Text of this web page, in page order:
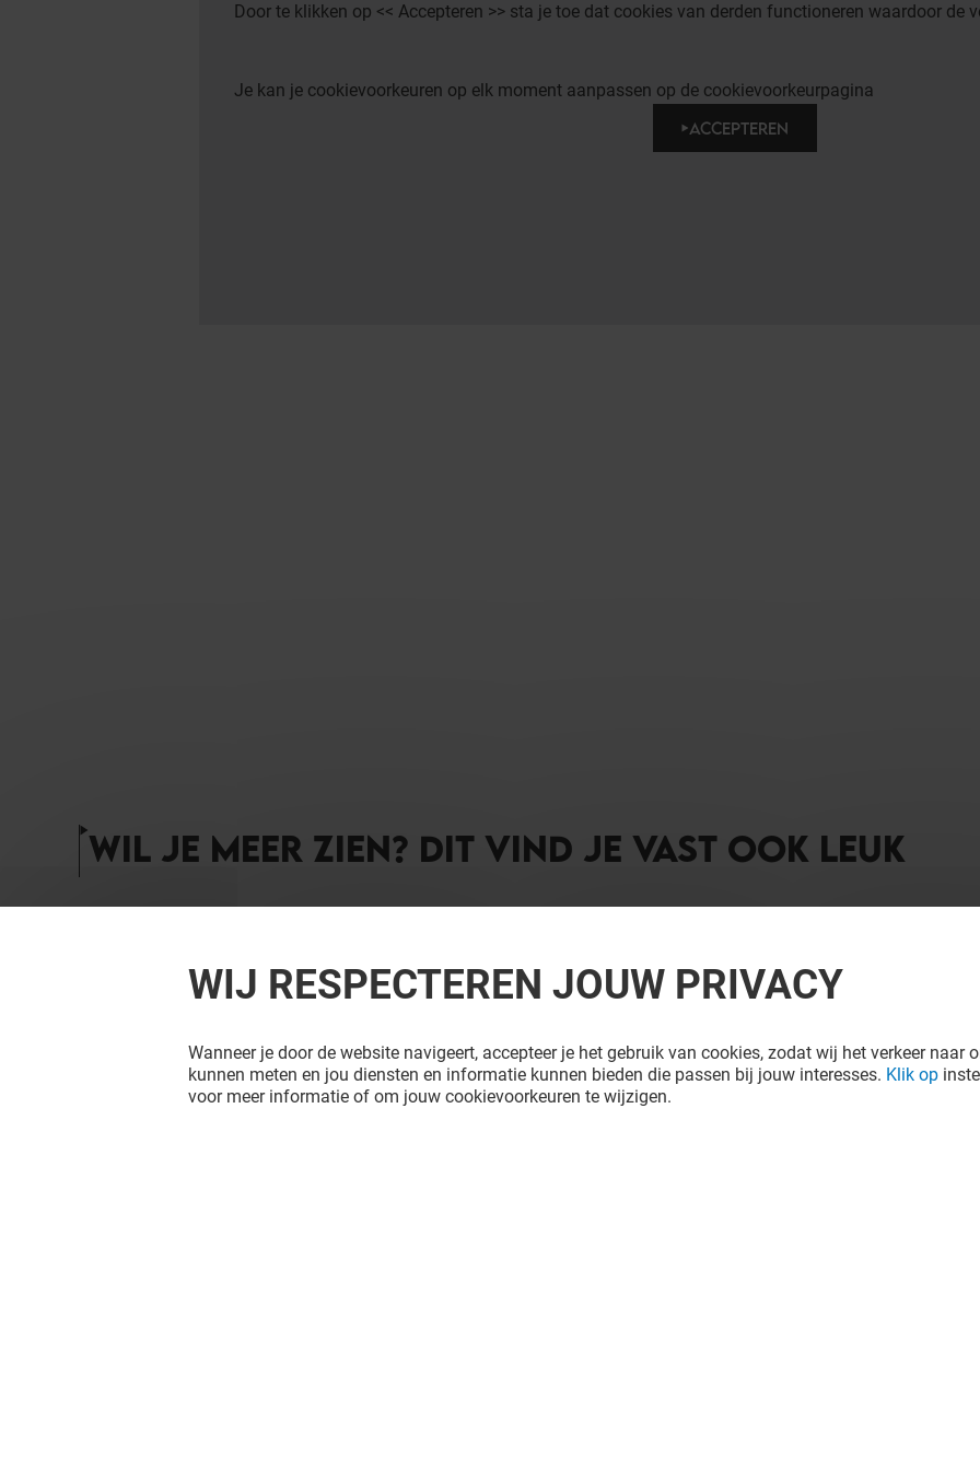
Door te klikken op << Accepteren >> sta je toe dat cookies van derden functioneren waardoor de
Je kan je cookievoorkeuren op elk moment aanpassen op de cookievoorkeurpagina
ACCEPTEREN
WIL JE MEER ZIEN? DIT VIND JE VAST OOK LEUK
WIJ RESPECTEREN JOUW PRIVACY
Wanneer je door de website navigeert, accepteer je het gebruik van cookies, zodat wij het verkeer naar
kunnen meten en jou diensten en informatie kunnen bieden die passen bij jouw interesses. Klik op
voor meer informatie of om jouw cookievoorkeuren te wijzigen.